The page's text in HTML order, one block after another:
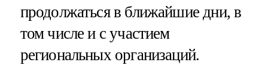
продолжаться в ближайшие дни, в
том числе и с участием
региональных организаций.